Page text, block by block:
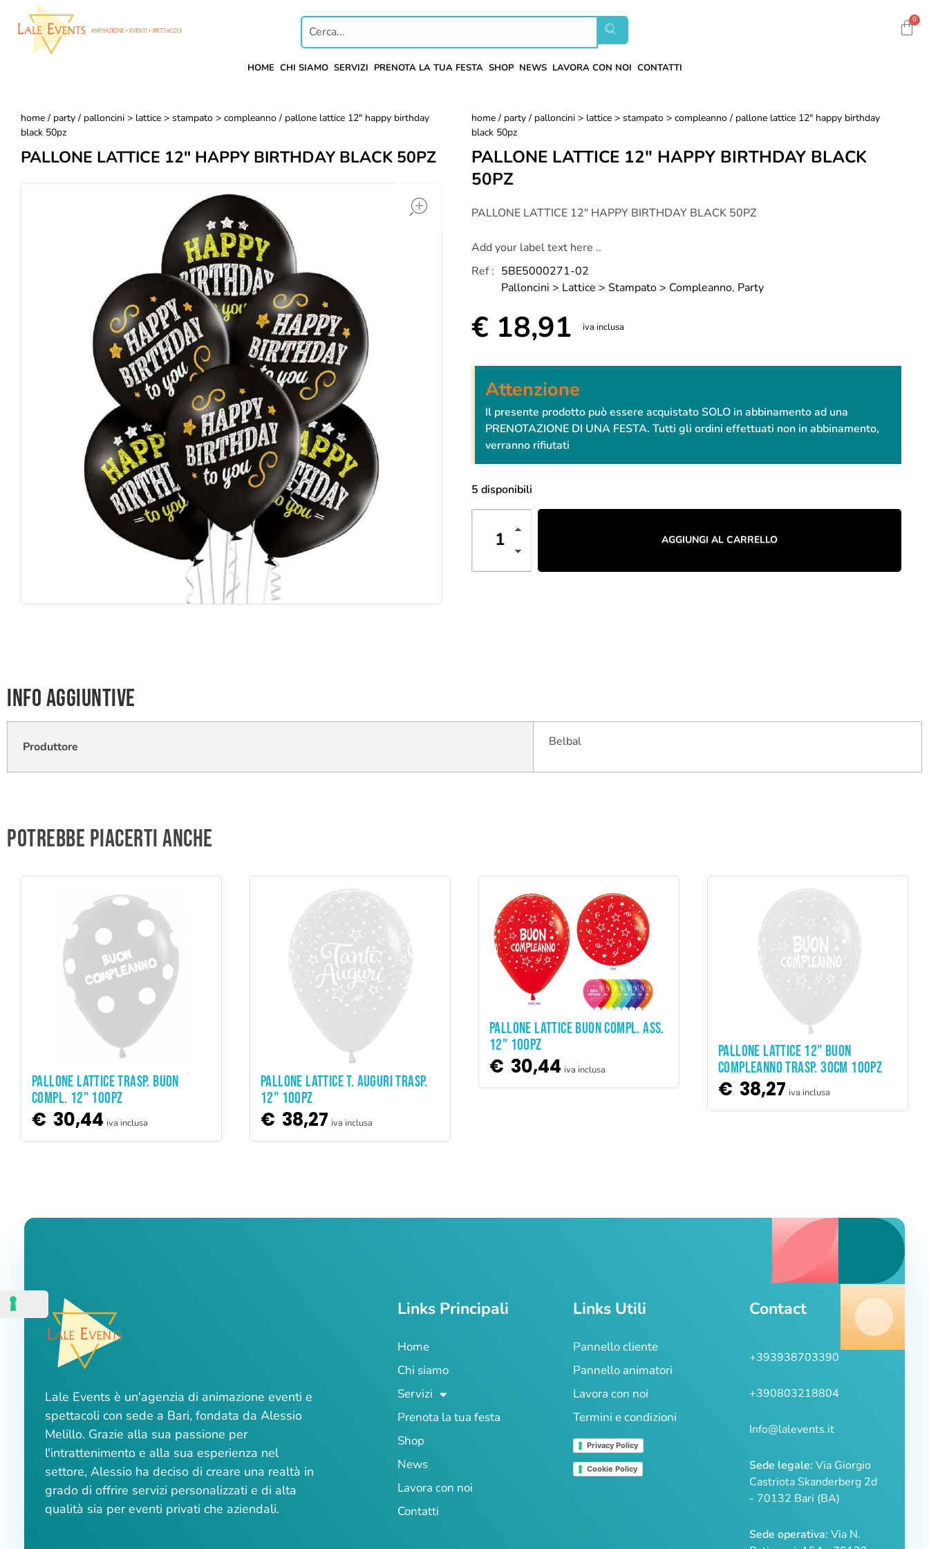
0
HOME CHI SIAMO SERVIZI PRENOTA LA TUA FESTA SHOP NEWS LAVORA CON NOI CONTATTI
home / party / palloncini > lattice > stampato > compleanno / pallone lattice 12" happy birthday
black 50pz
PALLONE LATTICE 12" HAPPY BIRTHDAY BLACK 50PZ
home / party / palloncini > lattice > stampato > compleanno / pallone lattice 12" happy birthday
black 50pz
PALLONE LATTICE 12" HAPPY BIRTHDAY BLACK
50PZ
PALLONE LATTICE 12" HAPPY BIRTHDAY BLACK 50PZ
Add your label text here ..
Ref : 5BE5000271-02
Palloncini > Lattice > Stampato > Compleanno, Party
€ 18,91 iva inclusa
Attenzione
Il presente prodotto può essere acquistato SOLO in abbinamento ad una
PRENOTAZIONE DI UNA FESTA. Tutti gli ordini effettuati non in abbinamento,
verranno rifiutati
5 disponibili
AGGIUNGI AL CARRELLO
Info aggiuntive
Produttore Belbal
Potrebbe piacerti anche
ADD TO CART
PALLONE LATTICE TRASP. BUON
COMPL. 12" 100PZ
€ 30,44 iva inclusa
ADD TO CART
PALLONE LATTICE T. AUGURI TRASP.
12" 100PZ
€ 38,27 iva inclusa
ADD TO CART
PALLONE LATTICE BUON COMPL. ASS.
12" 100PZ
€ 30,44 iva inclusa
ADD TO CART
PALLONE LATTICE 12" BUON
COMPLEANNO TRASP. 30CM 100PZ
€ 38,27 iva inclusa
Lale Events è un'agenzia di animazione eventi e
spettacoli con sede a Bari, fondata da Alessio
Melillo. Grazie alla sua passione per
l'intrattenimento e alla sua esperienza nel
settore, Alessio ha deciso di creare una realtà in
grado di offrire servizi personalizzati e di alta
qualità sia per eventi privati che aziendali.
Links Principali
Home
Chi siamo
Servizi
Prenota la tua festa
Shop
News
Lavora con noi
Contatti
Links Utili
Pannello cliente
Pannello animatori
Lavora con noi
Termini e condizioni
Privacy Policy
Cookie Policy
Contact
+393938703390
+390803218804
Info@lalevents.it
Sede legale: Via Giorgio
Castriota Skanderberg 2d
- 70132 Bari (BA)
Sede operativa: Via N.